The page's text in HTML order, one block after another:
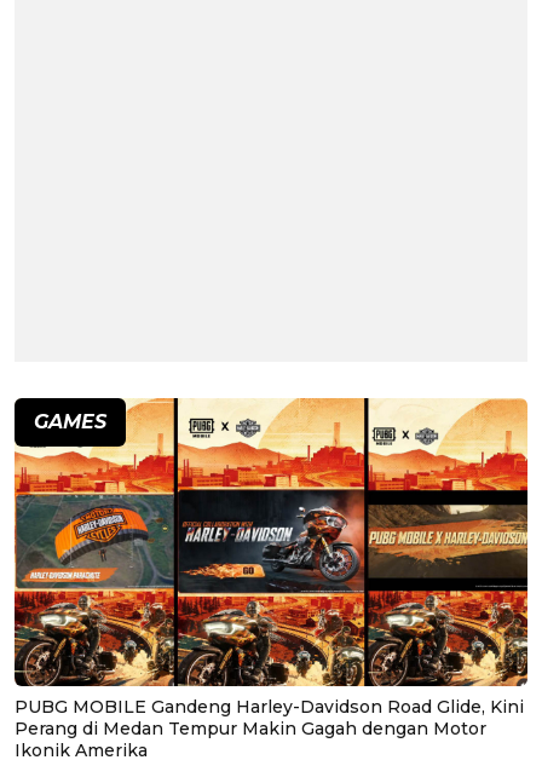
GAMES
PUBG MOBILE Gandeng Harley-Davidson Road Glide, Kini
Perang di Medan Tempur Makin Gagah dengan Motor
Ikonik Amerika